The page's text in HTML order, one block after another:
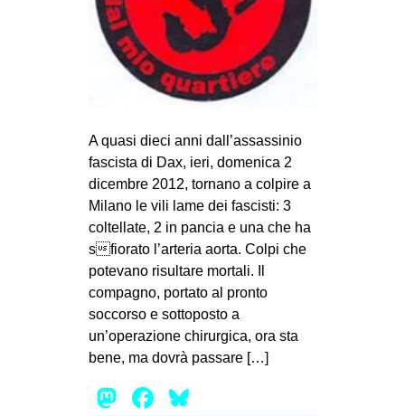
MILANO
MOBILITAZIONI
SPAZI
MOVIMENTI
AMBIENTE
ANTIFASCISMO
DIRITTO ALL’ABITARE
MIGRAZIONI
PRECARIATO
STUDENTI
A quasi dieci anni dall’assassinio
fascista di Dax, ieri, domenica 2
dicembre 2012, tornano a colpire a
Milano le vili lame dei fascisti: 3
coltellate, 2 in pancia e una che ha
sfiorato l’arteria aorta. Colpi che
potevano risultare mortali. Il
compagno, portato al pronto
soccorso e sottoposto a
un’operazione chirurgica, ora sta
bene, ma dovrà passare […]
Mastodon
Facebook